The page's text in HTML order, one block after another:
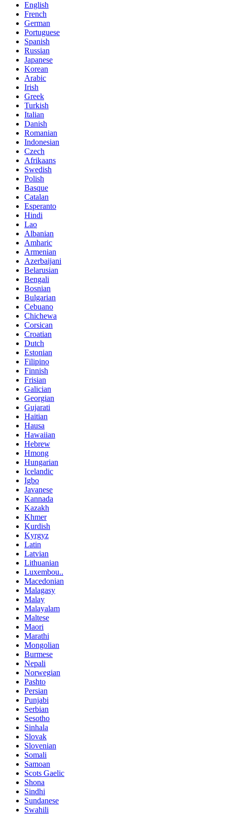
English
French
German
Portuguese
Spanish
Russian
Japanese
Korean
Arabic
Irish
Greek
Turkish
Italian
Danish
Romanian
Indonesian
Czech
Afrikaans
Swedish
Polish
Basque
Catalan
Esperanto
Hindi
Lao
Albanian
Amharic
Armenian
Azerbaijani
Belarusian
Bengali
Bosnian
Bulgarian
Cebuano
Chichewa
Corsican
Croatian
Dutch
Estonian
Filipino
Finnish
Frisian
Galician
Georgian
Gujarati
Haitian
Hausa
Hawaiian
Hebrew
Hmong
Hungarian
Icelandic
Igbo
Javanese
Kannada
Kazakh
Khmer
Kurdish
Kyrgyz
Latin
Latvian
Lithuanian
Luxembou..
Macedonian
Malagasy
Malay
Malayalam
Maltese
Maori
Marathi
Mongolian
Burmese
Nepali
Norwegian
Pashto
Persian
Punjabi
Serbian
Sesotho
Sinhala
Slovak
Slovenian
Somali
Samoan
Scots Gaelic
Shona
Sindhi
Sundanese
Swahili